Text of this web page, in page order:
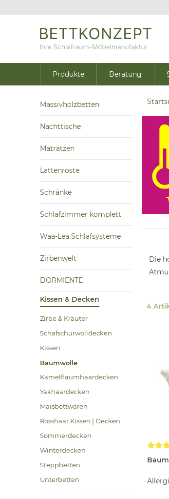
Produkte Beratung
Die
4
Massivholzbetten
Nachttische
Matratzen
Lattenroste
Schränke
Schlafzimmer komplett
Waa-Lea Schlafsysteme
Zirbenwelt
DORMIENTE
Kissen & Decken
Zirbe & Kräuter
Schafschurwolldecken
Kissen
Baumwolle
Kamelflaumhaardecken
Yakhaardecken
Maisbettwaren
Rosshaar Kissen | Decken
Sommerdecken
Winterdecken
Steppbetten
Unterbetten